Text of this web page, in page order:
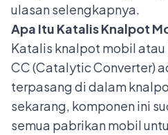
ulasan selengkapnya.
Apa Itu Katalis Knalpot
Katalis knalpot mobil
CC (Catalytic Converter)
terpasang di dalam
sekarang, komponen ini
semua pabrikan mobil